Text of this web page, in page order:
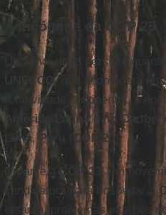
A incógnita da COP 25
Uma incerteza persiste
UNFCCC, que acontecerá no
rotatividade continental, o
América Latina e no Caribe
Lima, Peru COP 20 ).
Durante a COP 23
, em
candidatura para hospedar a
entanto, problemas internos